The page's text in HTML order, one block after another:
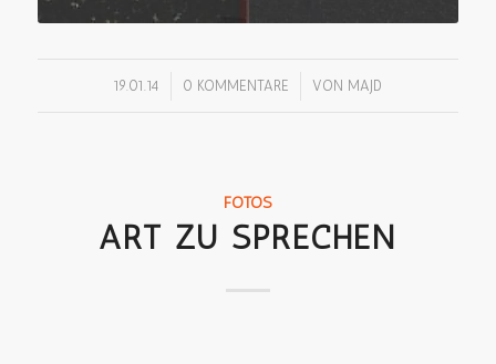
19.01.14 0 KOMMENTARE
/ VON MAJD
FOTOS
ART ZU SPRECHEN